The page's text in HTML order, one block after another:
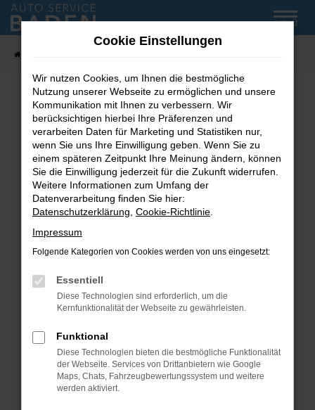
Zum
Hauptinhalt
MENÜ
Fehler: Network Error
Beim Laden ist ein Fehler aufgetreten.
Hier sind ein paar Tipps, die dir helfen können:
Überprüfe deine Firewall und deine
Internetverbindung.
Laden andere Webseiten, zum Beispiel deine
Suchmaschine?
Prüfe deine Browsererweiterungen.
können das Laden bestimmter Seiten
verhindern. Funktioniert die Seite in einem
Fenster?
Starte dein Gerät neu.
Das kann manchmal helfen, vorübergehende
Probleme zu beheben.
Cookie Einstellungen
Wir nutzen Cookies, um Ihnen die bestmögliche
Nutzung unserer Webseite zu ermöglichen und unsere
Kommunikation mit Ihnen zu verbessern. Wir
berücksichtigen hierbei Ihre Präferenzen und
verarbeiten Daten für Marketing und Statistiken nur,
wenn Sie uns Ihre Einwilligung geben. Wenn Sie zu
einem späteren Zeitpunkt Ihre Meinung ändern, können
Sie die Einwilligung jederzeit für die Zukunft widerrufen.
Weitere Informationen zum Umfang der
Datenverarbeitung finden Sie hier:
Datenschutzerklärung Cookie-Richtlinie
Impressum
Folgende Kategorien von Cookies werden von uns eingesetzt:
Essentiell
Diese Technologien sind erforderlich, um die
Kernfunktionalität der Webseite zu gewährleisten.
Funktional
Diese Technologien bieten die bestmögliche Funktionalität
der Webseite. Services von Drittanbietern wie Google
Maps, Chats, Fahrzeugbewertungssystem und weitere
werden aktiviert.